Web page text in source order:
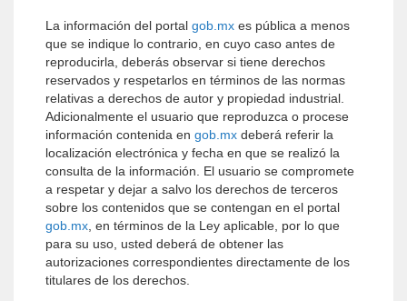
La información del portal gob.mx es pública a menos
que se indique lo contrario, en cuyo caso antes de
reproducirla, deberás observar si tiene derechos
reservados y respetarlos en términos de las normas
relativas a derechos de autor y propiedad industrial.
Adicionalmente el usuario que reproduzca o procese
información contenida en gob.mx deberá referir la
localización electrónica y fecha en que se realizó la
consulta de la información. El usuario se compromete
a respetar y dejar a salvo los derechos de terceros
sobre los contenidos que se contengan en el portal
gob.mx , en términos de la Ley aplicable, por lo que
para su uso, usted deberá de obtener las
autorizaciones correspondientes directamente de los
titulares de los derechos.